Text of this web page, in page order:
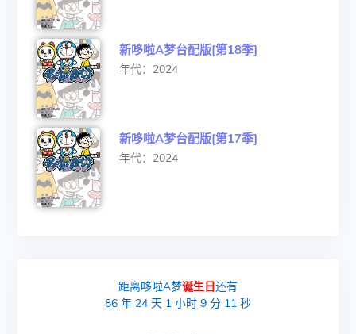
新哆啦A梦台配版[第18季]
年代：2024
新哆啦A梦台配版[第17季]
年代：2024
距离哆啦A梦诞生日还有
86 年24 天1 小时9 分10 秒